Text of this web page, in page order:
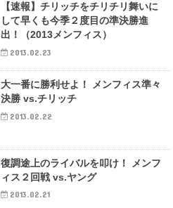
【速報】チリッチをチリチリ舞いに
して早くも今季２度目の準決勝進
出！（2013メンフィス）
2013.02.23
大一番に勝利せよ！ メンフィス準々
決勝 vs.チリッチ
2013.02.22
復調途上のライバルを叩け！ メンフ
ィス２回戦 vs.ヤング
2013.02.21